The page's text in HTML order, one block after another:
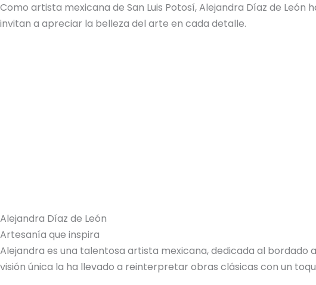
Como artista mexicana de San Luis Potosí, Alejandra Díaz de
invitan a apreciar la belleza del arte en cada detalle.
Alejandra Díaz de León
Artesanía que inspira
Alejandra es una talentosa artista mexicana, dedicada al bordado
visión única la ha llevado a reinterpretar obras clásicas con un